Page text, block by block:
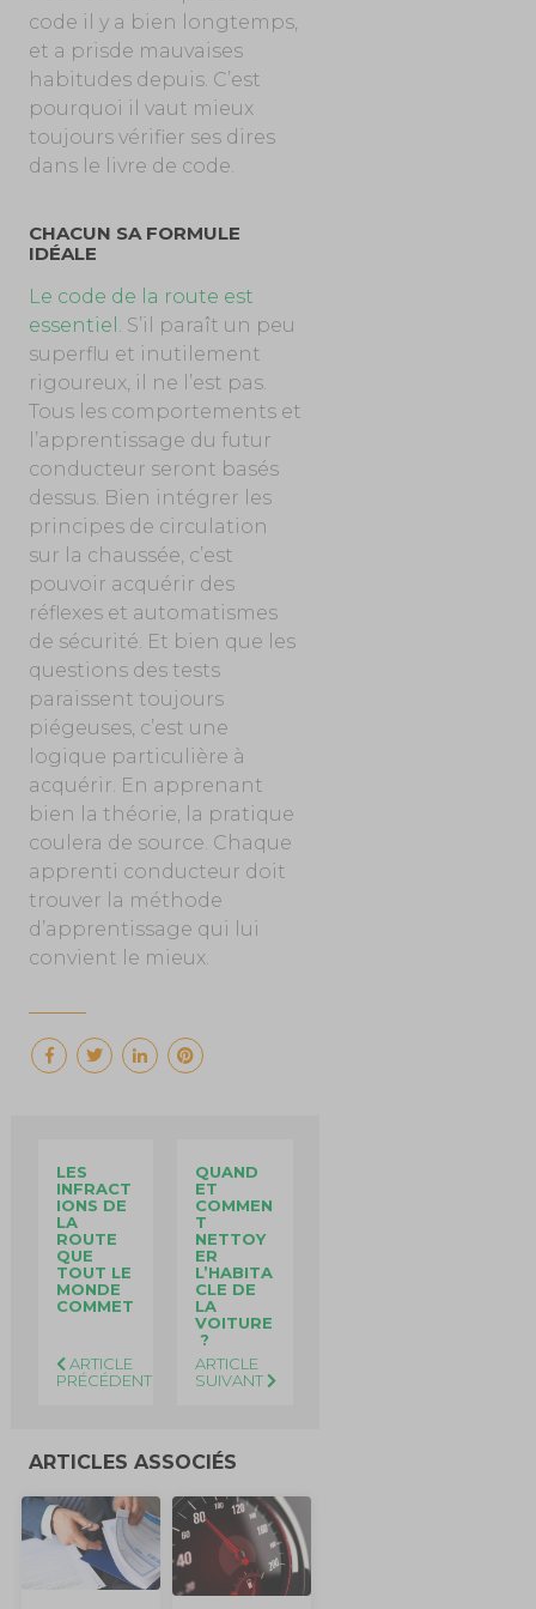
code il y a bien longtemps,
et a prisde mauvaises
habitudes depuis. C’est
pourquoi il vaut mieux
toujours vérifier ses dires
dans le livre de code.
CHACUN SA FORMULE
IDÉALE
Le code de la route est
essentiel. S’il paraît un peu
superflu et inutilement
rigoureux, il ne l’est pas.
Tous les comportements et
l’apprentissage du futur
conducteur seront basés
dessus. Bien intégrer les
principes de circulation
sur la chaussée, c’est
pouvoir acquérir des
réflexes et automatismes
de sécurité. Et bien que les
questions des tests
paraissent toujours
piégeuses, c’est une
logique particulière à
acquérir. En apprenant
bien la théorie, la pratique
coulera de source. Chaque
apprenti conducteur doit
trouver la méthode
d’apprentissage qui lui
convient le mieux.
LES
INFRACT
IONS DE
LA
ROUTE
QUE
TOUT LE
MONDE
COMMET
ARTICLE
PRÉCÉDENT
QUAND
ET
COMMEN
T
NETTOY
ER
L’HABITA
CLE DE
LA
VOITURE
?
ARTICLE
SUIVANT
ARTICLES ASSOCIÉS